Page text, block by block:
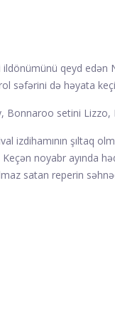
ildönümünü qeyd edən
səfərini də həyata
Bonnaroo setini Lizzo,
izdihamının şıltaq
Keçən noyabr ayında
satan reperin